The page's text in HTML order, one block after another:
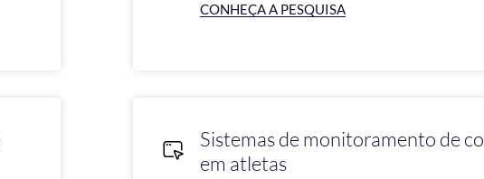
CONHEÇA A PESQUISA
Sistemas de monitoramento de
em atletas